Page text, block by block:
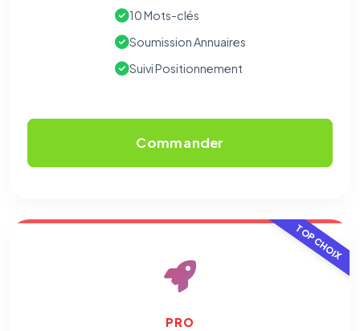
10 Mots-clés
Soumission Annuaires
Suivi Positionnement
Commander
TOP CHOIX
PRO